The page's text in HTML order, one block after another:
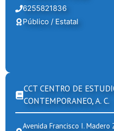
6255821836
Público / Estatal
CCT CENTRO DE
CONTEMPORANEO, A. C.
Avenida Francisco I. Madero